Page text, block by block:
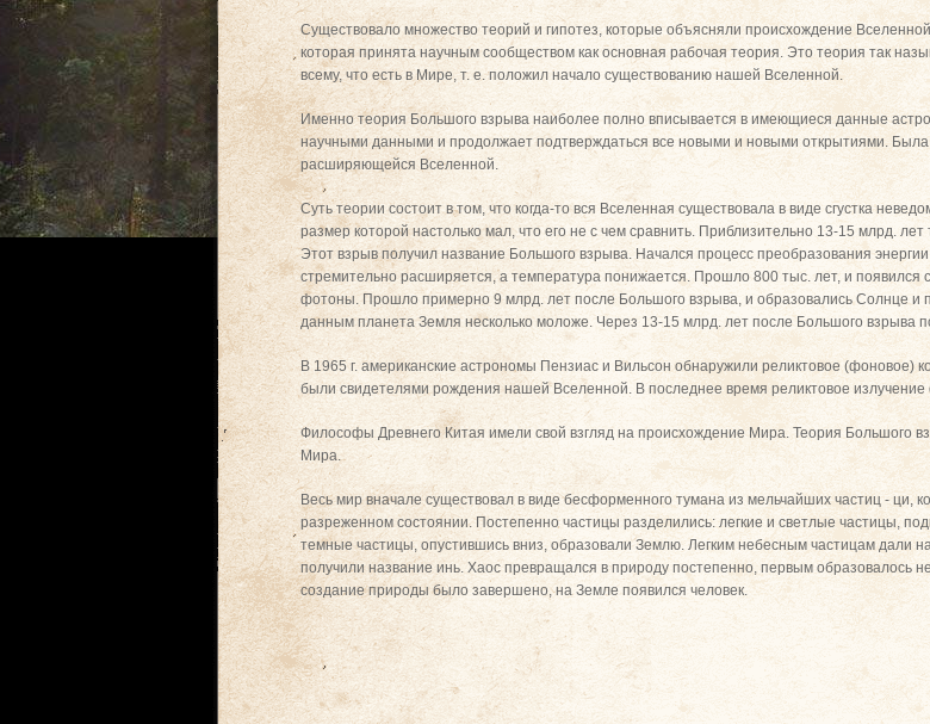
Существовало множество теорий и гипотез, которые объясняли происхождение
которая принята научным сообществом как основная рабочая теория. Это теория так
всему, что есть в Мире, т. е. положил начало существованию нашей Вселенной.
Именно теория Большого взрыва наиболее полно вписывается в имеющиеся данные
научными данными и продолжает подтверждаться все новыми и новыми открытиями.
расширяющейся Вселенной.
Суть теории состоит в том, что когда-то вся Вселенная существовала в виде сгустка
размер которой настолько мал, что его не с чем сравнить. Приблизительно 13-15 млрд.
Этот взрыв получил название Большого взрыва. Начался процесс преобразования
стремительно расширяется, а температура понижается. Прошло 800 тыс. лет, и появился
фотоны. Прошло примерно 9 млрд. лет после Большого взрыва, и образовались Солнце
данным планета Земля несколько моложе. Через 13-15 млрд. лет после Большого взрыва
В 1965 г. американские астрономы Пензиас и Вильсон обнаружили реликтовое (фоновое)
были свидетелями рождения нашей Вселенной. В последнее время реликтовое излучение
Философы Древнего Китая имели свой взгляд на происхождение Мира. Теория Большого
Мира.
Весь мир вначале существовал в виде бесформенного тумана из мельчайших частиц - ци,
разреженном состоянии. Постепенно частицы разделились: легкие и светлые частицы,
темные частицы, опустившись вниз, образовали Землю. Легким небесным частицам дали
получили название инь. Хаос превращался в природу постепенно, первым образовалось
создание природы было завершено, на Земле появился человек.